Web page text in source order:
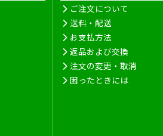
ご注文について
送料・配送
お支払方法
返品および交換
注文の変更・取消
困ったときには